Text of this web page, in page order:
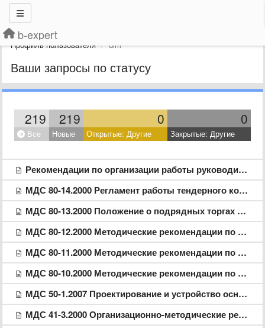
b-expert
Профиль пользователя dim
Ваши запросы по статусу
219 219 0 0
Все Новые Открытые: Другие Закрытые: Другие
Рекомендации по организации работы руководителя проектной организации в новых экономических условиях хозяйственная
МДС 80-14.2000 Регламент работы тендерного комитета
МДС 80-13.2000 Положение о подрядных торгах в Российской Федерации (с изменениями на 18 октября 1994 года)
МДС 80-12.2000 Методические рекомендации по разработке условий (требований) инвестора (заказчика) при подготовке подрядных торгов
МДС 80-11.2000 Методические рекомендации по разработке условий договора подряда по мерам имущественной ответственности
МДС 80-10.2000 Методические рекомендации по разработке условий договора подряда по разделу "Производства работ"
МДС 50-1.2007 Проектирование и устройство оснований, фундаментов и подземных частей многофункциональных высотных зданий и зданий - комплексов
МДС 41-3.2000 Организационно-методические рекомендации по пользованию системами коммунального теплоснабжения в городах и других населенных пунктах Российскоий федерации